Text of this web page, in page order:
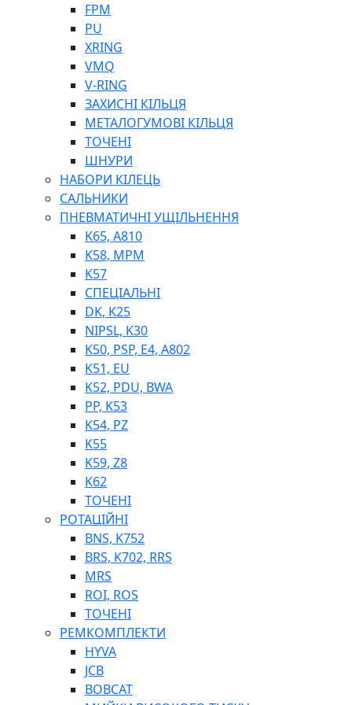
ШЛАНГИ, ТРУБКИ
ШПРИЦИ МАСТИЛЬНІ
ТОСОЛ, АНТИФРИЗ
ОЛИВА-ПАЛИВО
ПОВІТРЯ-ВОДА
ДЛЯ ЗВАРЮВАННЯ
НАПІРНО-ВСМОКТУЮЧІ
ФІЛЬТРИ ДЛЯ ПАЛЬНОГО
ПІДДОНИ ДЛЯ БОЧОК
МОДУЛЬНІ АЗС
МЕТРОЛОГІЧНЕ ОБЛАДНАННЯ
ЛІЧИЛЬНИКИ І ВИТРАТОМІРИ ДЛЯ ПАЛЬНОГО
КОТУШКИ ДЛЯ ШЛАНГІВ
НАСОСИ ДЛЯ ПАЛЬНОГО
МОБІЛЬНІ КОЛОНКИ ТА КОМПЛЕКТИ ЗАПРАВКИ
СТАЦІОНАРНІ КОЛОНКИ
ПІСТОЛЕТИ
КОМПЛЕКТУЮЧІ ДЛЯ РУКАВІВ ВИСОКОГО ТИСКУ
FPM
PU
XRING
VMQ
V-RING
ЗАХИСНІ КІЛЬЦЯ
МЕТАЛОГУМОВІ КІЛЬЦЯ
ТОЧЕНІ
ШНУРИ
НАБОРИ КІЛЕЦЬ
САЛЬНИКИ
ПНЕВМАТИЧНІ УЩІЛЬНЕННЯ
K65, A810
K58, MPM
K57
СПЕЦІАЛЬНІ
DK, K25
NIPSL, K30
K50, PSP, E4, A802
K51, EU
K52, PDU, BWA
PP, K53
K54, PZ
K55
K59, Z8
K62
ТОЧЕНІ
РОТАЦІЙНІ
BNS, K752
BRS, K702, RRS
MRS
ROI, ROS
ТОЧЕНІ
РЕМКОМПЛЕКТИ
HYVA
JCB
BOBCAT